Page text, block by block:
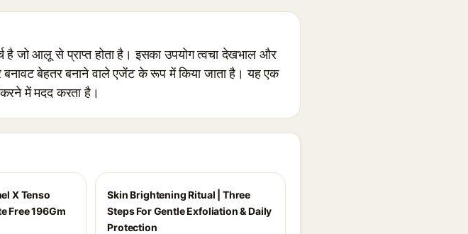
जो आलू से प्राप्त होता है। इसका उपयोग त्वचा देखभाल और
बनावट बेहतर बनाने वाले एजेंट के रूप में किया जाता है। यह एक
में मदद करता है।
X Tenso
Free 196Gm
Skin Brightening Ritual | Three
Steps For Gentle Exfoliation & Daily
Protection